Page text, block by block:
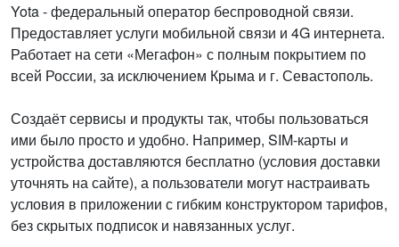
Yota - федеральный оператор беспроводной связи.
Предоставляет услуги мобильной связи и 4G интернета.
Работает на сети «Мегафон» с полным покрытием по
всей России, за исключением Крыма и г. Севастополь.
Создаёт сервисы и продукты так, чтобы пользоваться
ими было просто и удобно. Например, SIM-карты и
устройства доставляются бесплатно (условия доставки
уточнять на сайте), а пользователи могут настраивать
условия в приложении с гибким конструктором тарифов,
без скрытых подписок и навязанных услуг.